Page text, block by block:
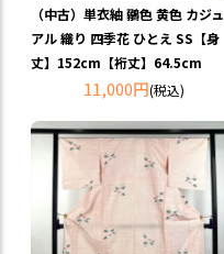
（中古）単衣紬 鶸色 黄色 カジュ
アル 織り 四季花 ひとえ SS【身
丈】152cm【裄丈】64.5cm
11,000円(税込)